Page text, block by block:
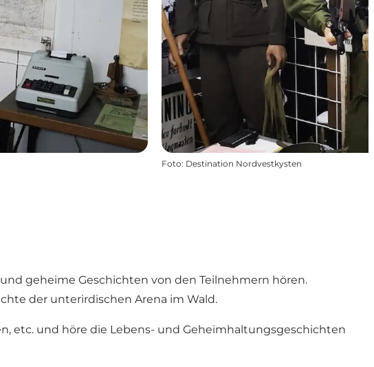
Foto: Destination Nordvestkysten
geheime Geschichten von den Teilnehmern hören.
der unterirdischen Arena im Wald.
etc. und höre die Lebens- und Geheimhaltungsgeschichten